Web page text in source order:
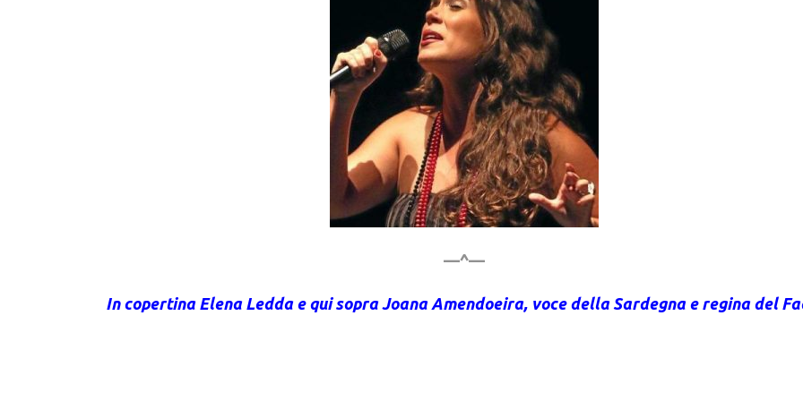
—^—
In copertina Elena Ledda e qui sopra Joana Amendoeira, voce della Sardegna e regina del